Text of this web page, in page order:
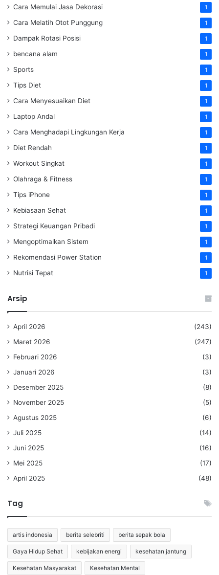
Cara Memulai Jasa Dekorasi 1
Cara Melatih Otot Punggung 1
Dampak Rotasi Posisi 1
bencana alam 1
Sports 1
Tips Diet 1
Cara Menyesuaikan Diet 1
Laptop Andal 1
Cara Menghadapi Lingkungan Kerja 1
Diet Rendah 1
Workout Singkat 1
Olahraga & Fitness 1
Tips iPhone 1
Kebiasaan Sehat 1
Strategi Keuangan Pribadi 1
Mengoptimalkan Sistem 1
Rekomendasi Power Station 1
Nutrisi Tepat 1
Arsip
April 2026
(243)
Maret 2026
(247)
Februari 2026
(3)
Januari 2026
(3)
Desember 2025
(8)
November 2025
(5)
Agustus 2025
(6)
Juli 2025
(14)
Juni 2025
(16)
Mei 2025
(17)
April 2025
(48)
Tag
artis indonesia berita selebriti berita sepak bola
Gaya Hidup Sehat kebijakan energi kesehatan jantung
Kesehatan Masyarakat Kesehatan Mental